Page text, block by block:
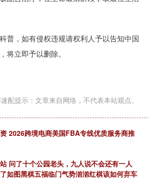
普，如有侵权违规请权利人予以告知中国
将立即予以删除。
配提示：文章来自网络，不代表本站观点。
2026跨境电商美国FBA专线优质服务商推
问了十个公园老头，九人说不会还有一人
如图黑棋五福临门气势汹汹红棋该如何弃车